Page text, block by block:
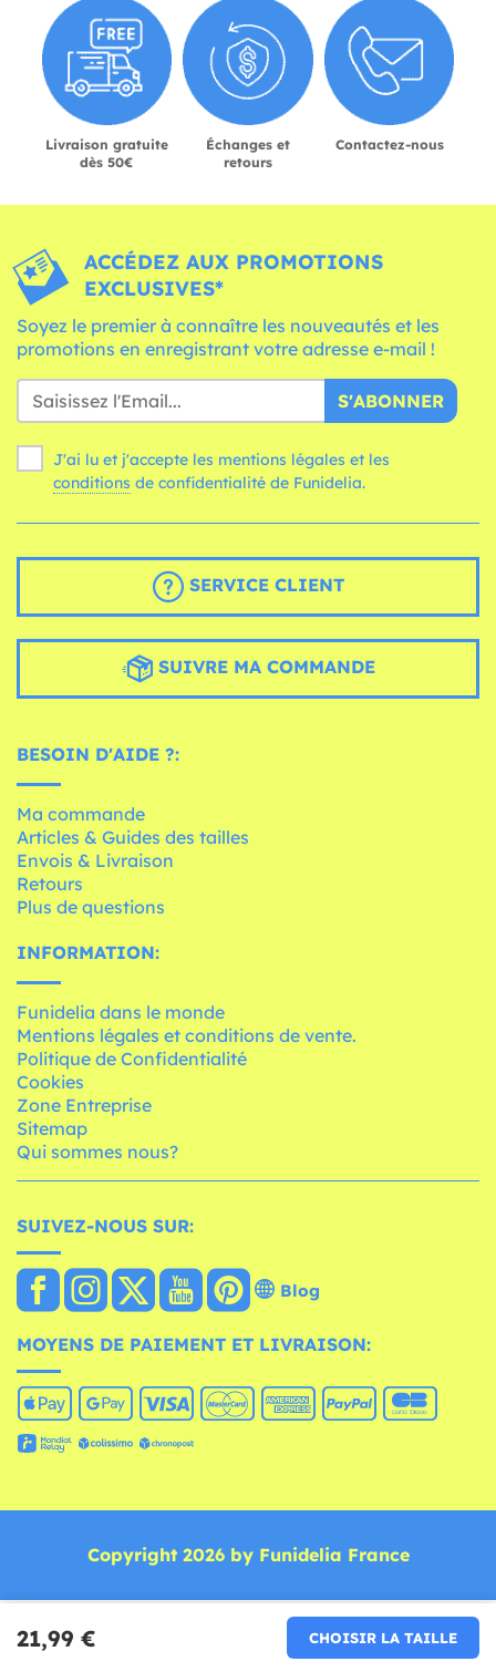
21,99 € CHOISIR LA TAILLE
Livraison gratuite
dès 50€
Échanges et
retours
Contactez-nous
ACCÉDEZ AUX PROMOTIONS
EXCLUSIVES*
Soyez le premier à connaître les nouveautés et les
promotions en enregistrant votre adresse e-mail !
S'ABONNER
J'ai lu et j'accepte les mentions légales et les
conditions de confidentialité de Funidelia.
SERVICE CLIENT
SUIVRE MA COMMANDE
BESOIN D'AIDE ?:
Ma commande
Articles & Guides des tailles
Envois & Livraison
Retours
Plus de questions
INFORMATION:
Funidelia dans le monde
Mentions légales et conditions de vente.
Politique de Confidentialité
Cookies
Zone Entreprise
Sitemap
Qui sommes nous?
SUIVEZ-NOUS SUR:
Blog
MOYENS DE PAIEMENT ET LIVRAISON:
Copyright 2026 by Funidelia France